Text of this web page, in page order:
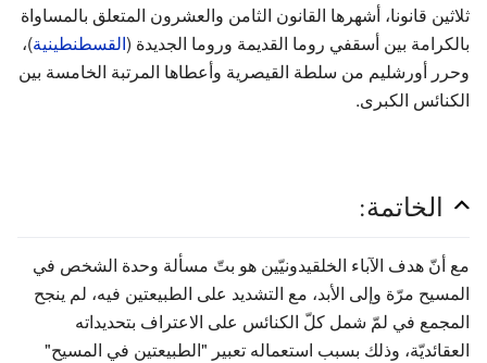
ثلاثين قانونا، أشهرها القانون الثامن والعشرون المتعلق بالمساواة
بالكرامة بين أسقفي روما القديمة وروما الجديدة (القسطنطينية)،
وحرر أورشليم من سلطة القيصرية وأعطاها المرتبة الخامسة بين
الكنائس الكبرى.
الخاتمة:
مع أنّ هدف الآباء الخلقيدونيّين هو بتّ مسألة وحدة الشخص في
المسيح مرّة وإلى الأبد، مع التشديد على الطبيعتين فيه، لم ينجح
المجمع في لمّ شمل كلّ الكنائس على الاعتراف بتحديداته
العقائديّة، وذلك بسبب استعماله تعبير "الطبيعتين في المسيح"